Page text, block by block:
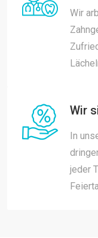
Wir
Wir
In
jeder